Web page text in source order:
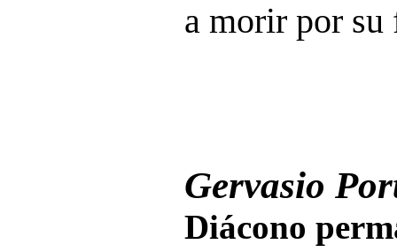
a morir por su
Gervasio
Diácono